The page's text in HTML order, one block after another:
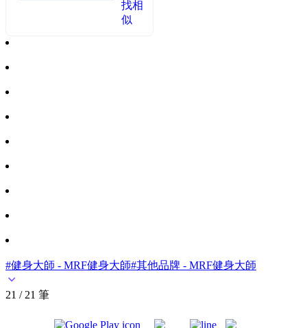
找相
似
#健身大師 - MRF健身大師#其他品牌 - MRF健身大師
21 / 21 筆